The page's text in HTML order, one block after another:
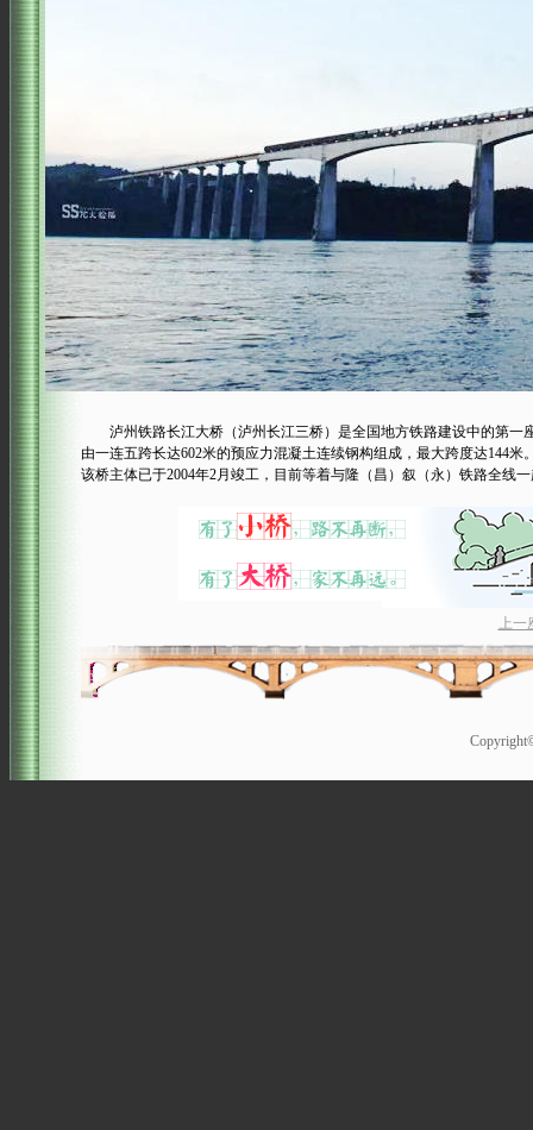
泸州铁路长江大桥（泸州长江三桥）是全国地方铁路建设中的第一
由一连五跨长达602米的预应力混凝土连续钢构组成，最大跨度达144
该桥主体已于2004年2月竣工，目前等着与隆（昌）叙（永）铁路全线
上一